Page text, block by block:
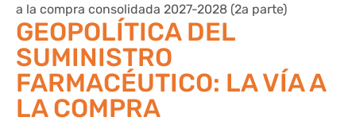
a la compra consolidada 2027-2028 (2a parte)
GEOPOLÍTICA DEL
SUMINISTRO
FARMACÉUTICO: LA VÍA A
LA COMPRA